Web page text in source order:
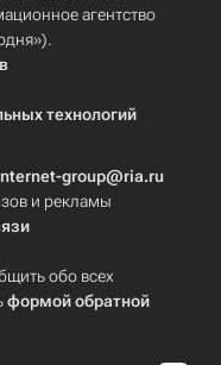
агентство
технологий
group@ria.ru
и рекламы
обо всех
формой обратной